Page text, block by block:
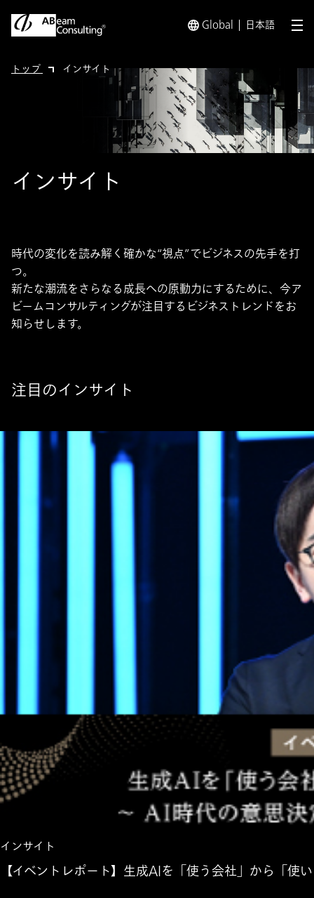
Global 日本語 メ
トップ インサイト
インサイト
時代の変化を読み解く確かな“視点”でビジネスの先手を打
つ。
新たな潮流をさらなる成長への原動力にするために、今ア
ビームコンサルティングが注目するビジネストレンドをお
知らせします。
注目のインサイト
インサイト
【イベントレポート】生成AIを「使う会社」から「